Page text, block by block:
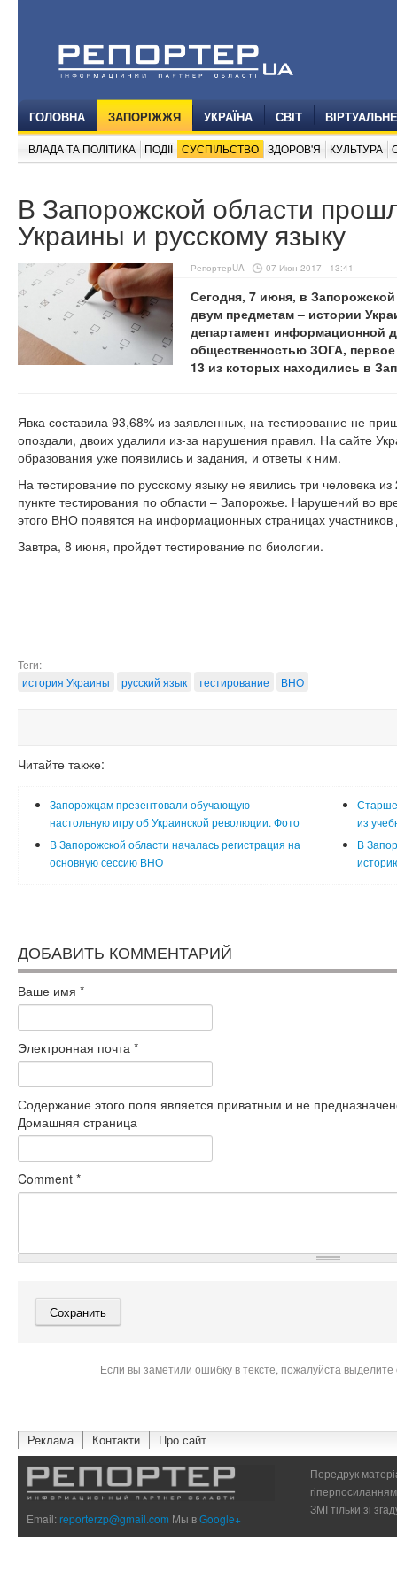
ГОЛОВНА ЗАПОРІЖЖЯ УКРАЇНА СВІТ
ВЛАДА ТА ПОЛІТИКА ПОДІЇ СУСПІЛЬСТВО ЗДОРОВ'Я КУЛЬТУРА
В Запорожской области
Украины и русскому языку
РепортерUA 07 Июн 2017 - 13:41
Сегодня, 7 июня, в
двум предметам – истории
департамент информационной
общественностью ЗОГА,
13 из которых находились в
Явка составила 93,68% из заявленных, на тестирование не
опоздали, двоих удалили из-за нарушения правил. На сайте
образования уже появились и задания, и ответы к ним.
На тестирование по русскому языку не явились три человека
пункте тестирования по области – Запорожье. Нарушений во
этого ВНО появятся на информационных страницах
Завтра, 8 июня, пройдет тестирование по биологии.
Теги:
история Украины
русский язык тестирование ВНО
Читайте также:
Запорожцам презентовали обучающую
настольную игру об Украинской революции. Фото
из
В Запорожской области началась регистрация на
основную сессию ВНО
В
ДОБАВИТЬ КОММЕНТАРИЙ
Ваше имя *
Электронная почта *
Содержание этого поля является приватным и не
Домашняя страница
Comment *
Если вы заметили ошибку в тексте, пожалуйста
Реклама Контакти Про сайт
Email:reporterzp@gmail.com Мы вGoogle+
Передрук
ЗМІ тільки зі